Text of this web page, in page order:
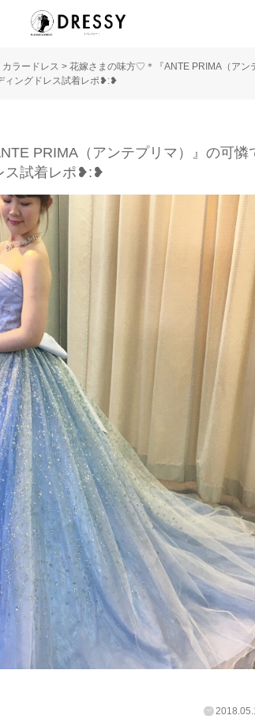
カラードレス > 花嫁さまの味方♡＊『ANTE PRIMA（アン
ィングドレス試着レポ❥︎:❥︎
PRIMA（アンテプリマ）』の可憐
ス試着レポ❥︎:❥︎